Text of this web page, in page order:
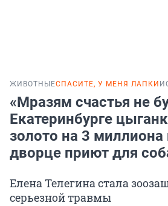
ЖИВОТНЫЕСПАСИТЕ, У МЕНЯ ЛАПКИ
«Мразям счастья не
Екатеринбурге
золото на 3
дворце приют для
Елена Телегина стала
серьезной травмы